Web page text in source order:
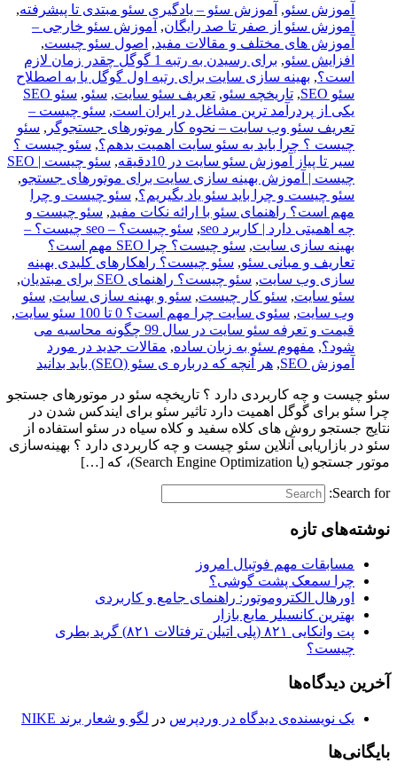
آموزش سئو, آموزش سئو – یادگیری سئو مبتدی تا پیشرفته,
آموزش سئو از صفر تا صد رایگان, آموزش سئو خارجی –
آموزش های مختلف و مقالات مفید, اصول سئو چیست,
افزایش سئو,
برای رسیدن به رتبه 1 گوگل چقدر زمان لازم
است؟, بهینه سازی سایت برای رتبه اول گوگل یا به اصطلاح
سئو SEO
, تاریخچه سئو,
, سئو,
سئو SEO
یکی از پردرآمد ترین مشاغل در ایران است, سئو چیست –
تعریف سئو وب سایت – نحوه کار موتورهای جستجوگر , سئو
چیست ؟ چرا باید به سئو سایت اهمیت بدهم؟, سئو چیست ؟
سیر تا پیاز آموزش سئو سایت در 10دقیقه
,
سئو چیست | SEO
چیست | آموزش بهینه سازی سایت برای موتورهای جستجو,
سئو چیست و چرا باید سئو یاد بگیریم؟, سئو چیست و چرا
مهم است؟ راهنمای سئو با ارائه نکات مفید, سئو چیست و
چه اهمیتی دارد | کاربرد seo
,
سئو چیست؟ – seo چیست؟ –
بهینه سازی سایت,
سئو چیست؟ چرا SEO مهم است؟
تعاریف و مبانی سئو, سئو چیست؟ راهکارهای کلیدی بهینه
سازی وب سایت, سئو چیست؟ راهنمای SEO برای مبتدیان
,
سئو سایت, سئو کار چیست, سئو و بهینه سازی سایت, سئو
وب سایت, سئوی سایت چرا مهم است؟ 0 تا 100 سئو سایت
,
قیمت و تعرفه سئو سایت در سال 99 چگونه محاسبه می
شود؟, مفهوم سئو به زبان ساده, مقالات جدید در مورد
آموزش SEO
, هر آنچه که درباره ی سئو (SEO) باید بدانید
سئو چیست و چه کاربردی دارد ؟ تاریخچه سئو در موتورهای جستجو
چرا سئو برای گوگل اهمیت دارد تاثیر سئو برای ایندکس شدن در
نتایج جستجو روش های کلاه سفید و کلاه سیاه در سئو استفاده از
سئو در بازاریابی آنلاین سئو چیست و چه کاربردی دارد ؟ بهینه‌سازی
موتور جستجو (یا Search Engine Optimization)، که […]
Search for:
نوشته‌های تازه
مسابقات مهم فوتبال امروز
چرا سمعک پشت گوشی؟
اورهال الکتروموتور: راهنمای جامع و کاربردی
بهترین کانسیلر مایع بازار
پت وانکایی ۸۲۱ (پلی اتیلن ترفتالات ۸۲۱) گرید بطری
چیست؟
آخرین دیدگاه‌ها
یک نویسنده‌ی دیدگاه در وردپرس در لگو و شعار برند NIKE
بایگانی‌ها